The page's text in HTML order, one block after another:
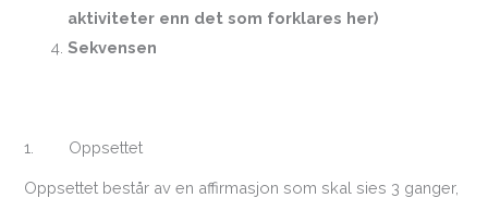
aktiviteter enn det som forklares her)
Sekvensen
1. Oppsettet
Oppsettet består av en affirmasjon som skal sies 3 ganger,